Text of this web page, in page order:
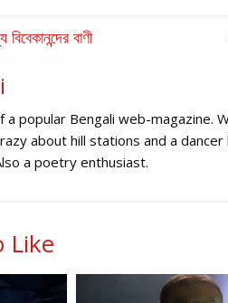
বাণী
a popular Bengali web-magazine.
about hill stations and a
a poetry enthusiast.
Like